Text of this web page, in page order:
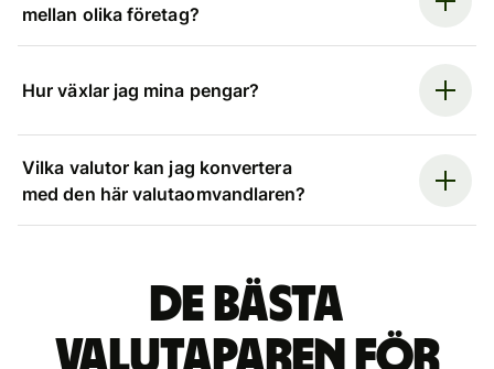
mellan olika företag?
Hur växlar jag mina pengar?
Vilka valutor kan jag konvertera
med den här valutaomvandlaren?
De bästa
valutaparen för